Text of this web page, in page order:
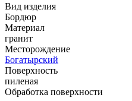
Вид изделия
Бордюр
Материал
гранит
Месторождение
Богатырский
Поверхность
пиленая
Обработка поверхности